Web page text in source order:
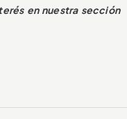
en nuestra sección